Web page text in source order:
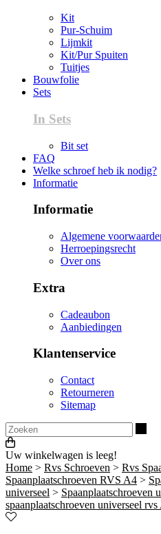
Kit
Pur-Schuim
Lijmkit
Kit/Pur Spuiten
Tuitjes
Bouwfolie
Sets
In Sets
Bit set
FAQ
Welke schroef heb ik nodig?
Informatie
Informatie
Algemene
Herroepingsrecht
Over ons
Extra
Cadeaubon
Aanbiedingen
Klantenservice
Contact
Retourneren
Sitemap
Uw winkelwagen is leeg!
Home > Rvs Schroeven > Rvs
Spaanplaatschroeven RVS A4 >
universeel > Spaanplaatschroeven
spaanplaatschroeven universeel